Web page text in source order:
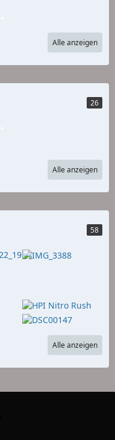
Alle anzeigen
26
Alle anzeigen
58
Alle anzeigen